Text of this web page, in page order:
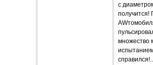
с
получится!
множество
справился!..